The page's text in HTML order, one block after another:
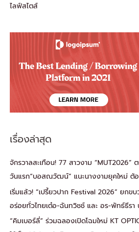
ไลฟ์สไตส์
เรื่องล่าสุด
จักรวาลสะเทือน! 77 สาวงาม “MUT2026”
วันแรก“บอสณวัฒน์” แนะนางงามยุคใหม่ ต้
เริ่มแล้ว! “เปรี้ยวปาก Festival 2026” ยกข
อร่อยทั่วไทยเต๋อ-ฉันทวิชช์ และ อร-พัทธ์ธีรา
“คิมเบอร์ลี่” ร่วมฉลองเปิดโฉมใหม่ KT